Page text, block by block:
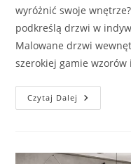
wyróżnić swoje
podkreślą drzwi w
Malowane drzwi
szerokiej gamie
Czytaj Dalej Malowane
Drzwi